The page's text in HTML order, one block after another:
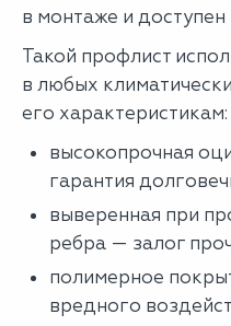
в монтаже и доступен
Такой профлист
в любых
его характеристикам:
высокопрочная
гарантия
выверенная при
ребра — залог
полимерное
вредного